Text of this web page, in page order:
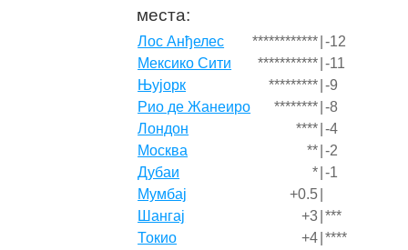
места:
Лос Анђелес ************ -12
Мексико Сити
*********** -11
Њујорк
********* -9
Рио де Жанеиро
******** -8
Лондон
**** -4
Москва
** -2
Дубаи
* -1
Мумбај
+0.5
Шангај
+3 ***
Токио
+4 ****